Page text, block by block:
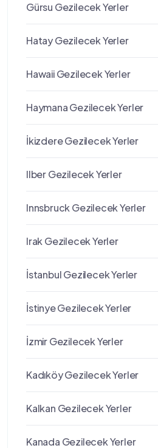
Gürsu Gezilecek Yerler
Hatay Gezilecek Yerler
Hawaii Gezilecek Yerler
Haymana Gezilecek Yerler
İkizdere Gezilecek Yerler
Ilber Gezilecek Yerler
Innsbruck Gezilecek Yerler
Irak Gezilecek Yerler
İstanbul Gezilecek Yerler
İstinye Gezilecek Yerler
İzmir Gezilecek Yerler
Kadıköy Gezilecek Yerler
Kalkan Gezilecek Yerler
Kanada Gezilecek Yerler